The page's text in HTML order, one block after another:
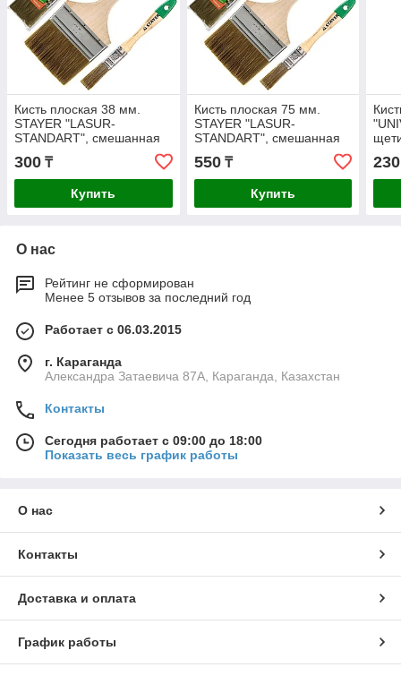
Кисть плоская 38 мм.
STAYER "LASUR-
STANDART", смешанная
щетина, деревянная
ручка.
300 ₸
Купить
Кисть плоская 75 мм.
STAYER "LASUR-
STANDART", смешанная
щетина, деревянная
ручка.
550₸
Купить
230
О нас
Рейтинг не сформирован
Менее 5 отзывов за последний год
Работает с 06.03.2015
г. Караганда
Александра Затаевича 87А, Караганда, Казахстан
Контакты
Сегодня работает с 09:00 до 18:00
Показать весь график работы
О нас
Контакты
Доставка и оплата
График работы